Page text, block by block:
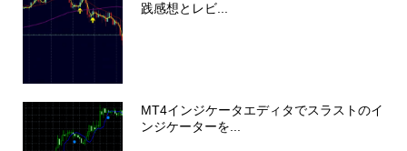
践感想とレビ...
MT4インジケータエディタでスラストのイ
ンジケーターを...